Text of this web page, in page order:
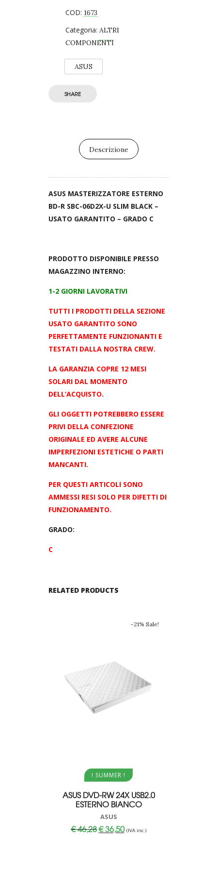
COD: 1673
Categoria: ALTRI
COMPONENTI
ASUS
SHARE
Descrizione
ASUS MASTERIZZATORE ESTERNO
BD-R SBC-06D2X-U SLIM BLACK –
USATO GARANTITO – GRADO C
PRODOTTO DISPONIBILE PRESSO
MAGAZZINO INTERNO:
1-2 GIORNI LAVORATIVI
TUTTI I PRODOTTI DELLA SEZIONE
USATO GARANTITO SONO
PERFETTAMENTE FUNZIONANTI E
TESTATI DALLA NOSTRA CREW.
LA GARANZIA COPRE 12 MESI
SOLARI DAL MOMENTO
DELL’ACQUISTO.
GLI OGGETTI POTREBBERO ESSERE
PRIVI DELLA CONFEZIONE
ORIGINALE ED AVERE ALCUNE
IMPERFEZIONI ESTETICHE O PARTI
MANCANTI.
PER QUESTI ARTICOLI SONO
AMMESSI RESI SOLO PER DIFETTI DI
FUNZIONAMENTO.
GRADO:
C
RELATED PRODUCTS
-21% Sale!
Aggiungi al carrello
! SUMMER !
ASUS DVD-RW 24X USB2.0
ESTERNO BIANCO
ASUS
€46,28Il
prezzo
€36,50Il
prezzo
(IVA inc.)